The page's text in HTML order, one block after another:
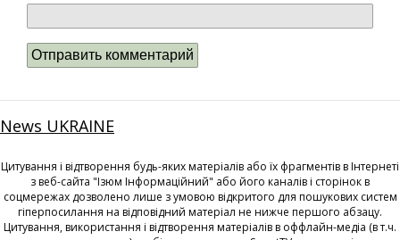
News UKRAINE
Цитування і відтворення будь-яких матеріалів або їх фрагментів в Інтернеті
з веб-сайта "Ізюм Інформаційний" або його каналів і сторінок в
соцмережах дозволено лише з умовою відкритого для пошукових систем
гіперпосилання на відповідний матеріал не нижче першого абзацу.
Цитування, використання і відтворення матеріалів в оффлайн-медіа (в т.ч.